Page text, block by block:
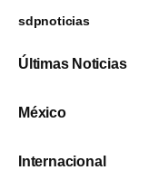
sdpnoticias
Últimas Noticias
México
Internacional